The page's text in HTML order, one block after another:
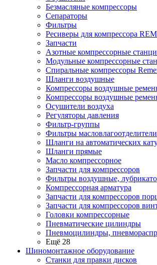
Безмасляные компрессоры
Сепараторы
Фильтры
Ресиверы для компрессора
Запчасти
Азотные компрессорные
Модульные компрессорные
Спиральные компрессоры
Шланги воздушные
Компрессоры воздушные
Компрессоры воздушные
Осушители воздуха
Регуляторы давления
Фильтр-группы
Фильтры масловлагоотделители
Шланги на автоматических
Шланги прямые
Масло компрессорное
Запчасти для компрессоров
Фильтры воздушные,
Компрессорная арматура
Запчасти для компрессоров
Запчасти для компрессоров
Головки компрессорные
Пневматические цилиндры
Пневмоцилиндры,
Ещё 28
Шиномонтажное оборудование
Станки для правки дисков